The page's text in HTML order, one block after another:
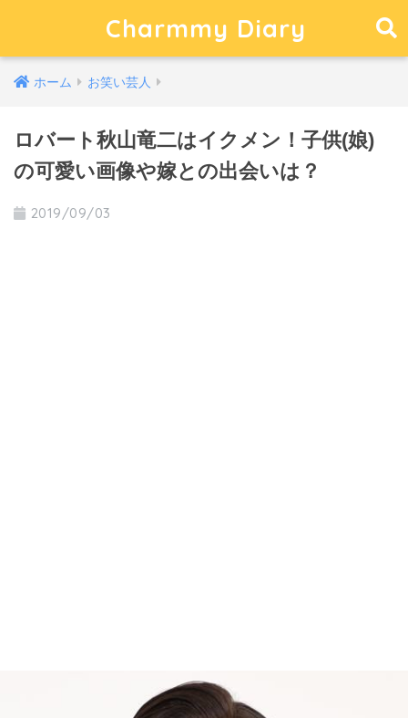
Charmmy Diary
ホーム お笑い芸人
ロバート秋山竜二はイクメン！子供(娘)
の可愛い画像や嫁との出会いは？
2019/09/03